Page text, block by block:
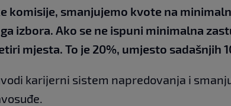
komisije, smanjujemo kvote na
izbora. Ako se ne ispuni minimalna
mjesta. To je 20%, umjesto sadašnjih
karijerni sistem napredovanja i